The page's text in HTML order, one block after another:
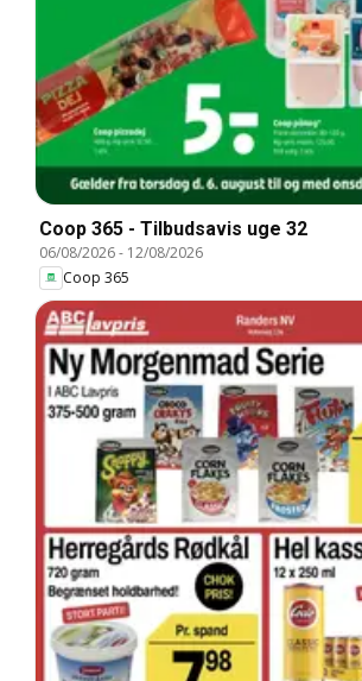
Coop 365 - Tilbudsavis uge 32
06/08/2026- 12/08/2026
Coop 365